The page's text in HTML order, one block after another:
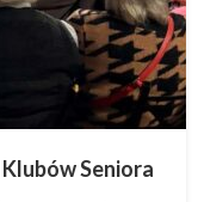
Seniora